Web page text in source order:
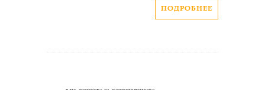
ПОДРОБНЕЕ